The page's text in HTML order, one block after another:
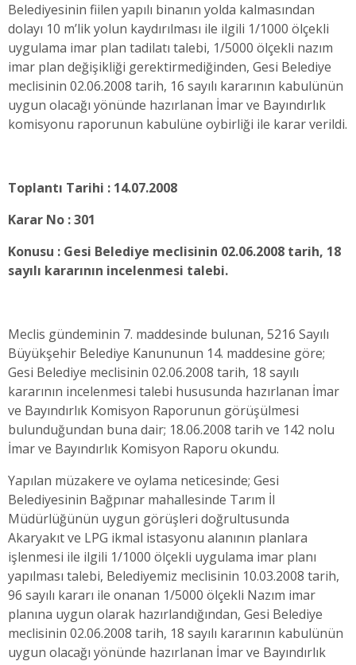
Belediyesinin fiilen yapılı binanın yolda kalmasından
dolayı 10 m’lik yolun kaydırılması ile ilgili 1/1000 ölçekli
uygulama imar plan tadilatı talebi, 1/5000 ölçekli nazım
imar plan değişikliği gerektirmediğinden, Gesi Belediye
meclisinin 02.06.2008 tarih, 16 sayılı kararının kabulünün
uygun olacağı yönünde hazırlanan İmar ve Bayındırlık
komisyonu raporunun kabulüne oybirliği ile karar verildi.
Toplantı Tarihi : 14.07.2008
Karar No : 301
Konusu : Gesi Belediye meclisinin 02.06.2008 tarih, 18
sayılı kararının incelenmesi talebi.
Meclis gündeminin 7. maddesinde bulunan, 5216 Sayılı
Büyükşehir Belediye Kanununun 14. maddesine göre;
Gesi Belediye meclisinin 02.06.2008 tarih, 18 sayılı
kararının incelenmesi talebi hususunda hazırlanan İmar
ve Bayındırlık Komisyon Raporunun görüşülmesi
bulunduğundan buna dair; 18.06.2008 tarih ve 142 nolu
İmar ve Bayındırlık Komisyon Raporu okundu.
Yapılan müzakere ve oylama neticesinde; Gesi
Belediyesinin Bağpınar mahallesinde Tarım İl
Müdürlüğünün uygun görüşleri doğrultusunda
Akaryakıt ve LPG ikmal istasyonu alanının planlara
işlenmesi ile ilgili 1/1000 ölçekli uygulama imar planı
yapılması talebi, Belediyemiz meclisinin 10.03.2008 tarih,
96 sayılı kararı ile onanan 1/5000 ölçekli Nazım imar
planına uygun olarak hazırlandığından, Gesi Belediye
meclisinin 02.06.2008 tarih, 18 sayılı kararının kabulünün
uygun olacağı yönünde hazırlanan İmar ve Bayındırlık